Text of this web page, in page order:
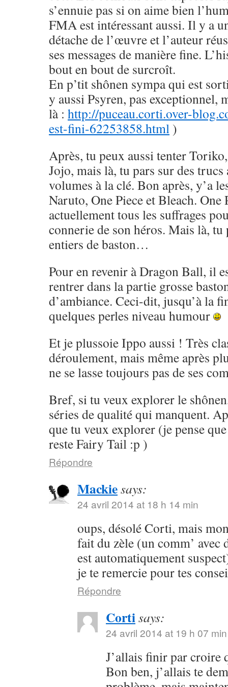
s’ennuie pas si on aime bien
FMA est intéressant aussi. Il y a
détache de l’œuvre et l’auteur
ses messages de manière fine.
bout en bout de surcroît.
En p’tit shônen sympa qui est
y aussi Psyren, pas exceptionnel,
là : http://puceau.corti.over-
est-fini-62253858.html )
Après, tu peux aussi tenter
Jojo, mais là, tu pars sur des trucs
volumes à la clé. Bon après, y’a
Naruto, One Piece et Bleach. One
actuellement tous les suffrages
connerie de son héros. Mais là,
entiers de baston…
Pour en revenir à Dragon Ball, il
rentrer dans la partie grosse
d’ambiance. Ceci-dit, jusqu’à la
quelques perles niveau humour
Et je plussoie Ippo aussi ! Très
déroulement, mais même après
ne se lasse toujours pas de ses
Bref, si tu veux explorer le
séries de qualité qui manquent.
que tu veux explorer (je pense
reste Fairy Tail :p )
Répondre
Mackiesays:
24 avril 2014 at 18 h 14 min
oups, désolé Corti, mais
fait du zèle (un comm’ avec
est automatiquement
je te remercie pour tes
Répondre
Cortisays:
24 avril 2014 at 19 h 07 min
J’allais finir par croire
Bon ben, j’allais te